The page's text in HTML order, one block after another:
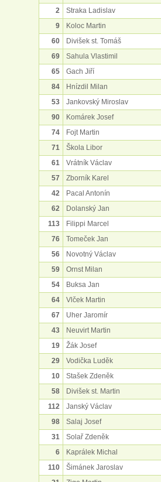
2
Straka Ladislav
9
Koloc Martin
60
Divišek st. Tomáš
69
Sahula Vlastimil
65
Gach Jiří
84
Hnízdil Milan
53
Jankovský Miroslav
90
Komárek Josef
74
Fojt Martin
71
Škola Libor
61
Vrátník Václav
57
Zborník Karel
42
Pacal Antonín
62
Dolanský Jan
113
Filippi Marcel
76
Tomeček Jan
56
Novotný Václav
59
Ornst Milan
54
Buksa Jan
64
Vlček Martin
67
Uher Jaromír
43
Neuvirt Martin
19
Žák Josef
29
Vodička Luděk
10
Stašek Zdeněk
58
Divišek st. Martin
112
Janský Václav
98
Salaj Josef
31
Solař Zdeněk
6
Kaprálek Michal
110
Šimánek Jaroslav